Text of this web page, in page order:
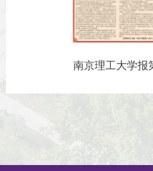
南京理工大学报